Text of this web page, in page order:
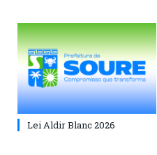
Lei Aldir Blanc 2026